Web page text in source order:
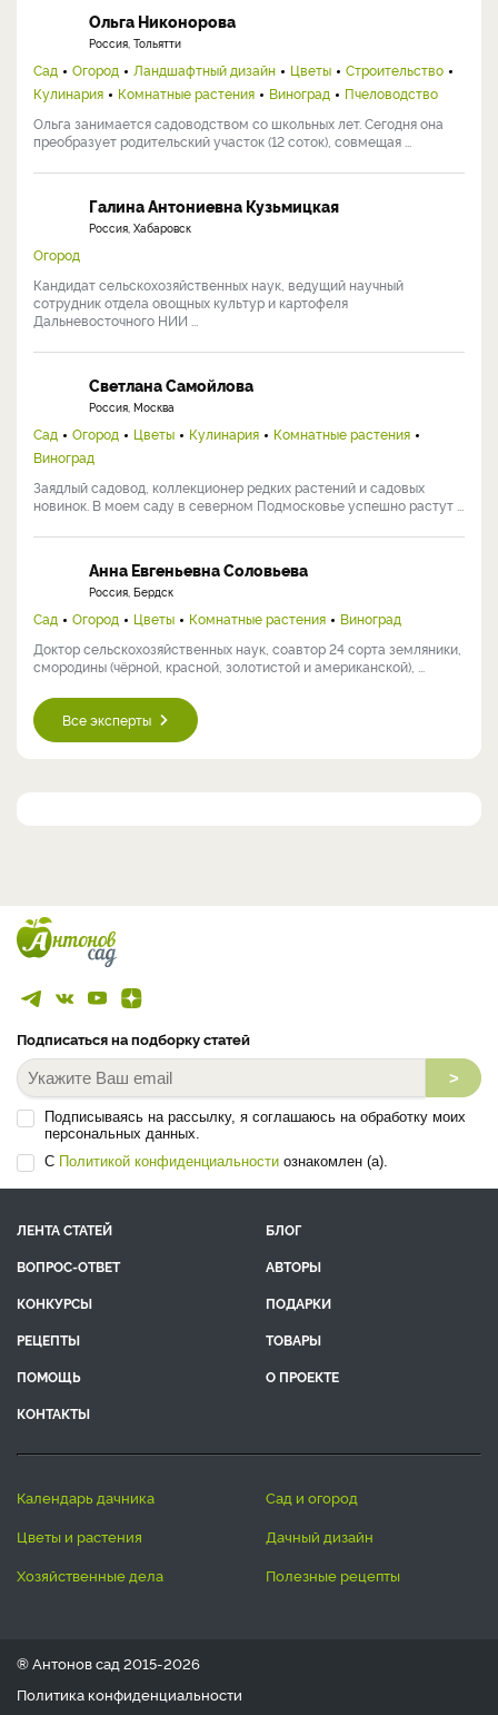
Ольга Никонорова
Россия, Тольятти
Сад Огород Ландшафтный дизайн Цветы
Строительство
Кулинария
Комнатные растения Виноград
Пчеловодство
Ольга занимается садоводством со школьных лет. Сегодня она
преобразует родительский участок (12 соток), совмещая ...
Галина Антониевна Кузьмицкая
Россия, Хабаровск
Огород
Кандидат сельскохозяйственных наук, ведущий научный
сотрудник отдела овощных культур и картофеля
Дальневосточного НИИ ...
Светлана Самойлова
Россия, Москва
Сад Огород Цветы Кулинария
Комнатные растения
Виноград
Заядлый садовод, коллекционер редких растений и садовых
новинок. В моем саду в северном Подмосковье успешно растут ...
Анна Евгеньевна Соловьева
Россия, Бердск
Сад Огород Цветы Комнатные растения
Виноград
Доктор сельскохозяйственных наук, соавтор 24 сорта земляники,
смородины (чёрной, красной, золотистой и американской), ...
Все эксперты
Подписаться на подборку статей
>
Подписываясь на рассылку, я соглашаюсь на обработку моих
персональных данных.
С Политикой конфиденциальности ознакомлен (а).
ЛЕНТА СТАТЕЙ
БЛОГ
ВОПРОС-ОТВЕТ
АВТОРЫ
КОНКУРСЫ
ПОДАРКИ
РЕЦЕПТЫ
ТОВАРЫ
ПОМОЩЬ
О ПРОЕКТЕ
КОНТАКТЫ
календарь дачника
сад и огород
цветы и растения
дачный дизайн
хозяйственные дела
полезные рецепты
® Антонов сад 2015-2026
Политика конфиденциальности